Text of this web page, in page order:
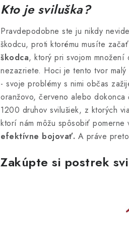
Kto je sviluška?
Pravdepodobne ste ju nikdy
škodcu, proti ktorému musíte
škodca, ktorý pri svojom množení
nezazriete. Hoci je tento tvor
- svoje problémy s nimi občas
oranžovo, červeno alebo dokonca
1200 druhov svilušiek, z ktorých
ktorí nám môžu spôsobiť
efektívne bojovať. A práve
Zakúpte si postrek